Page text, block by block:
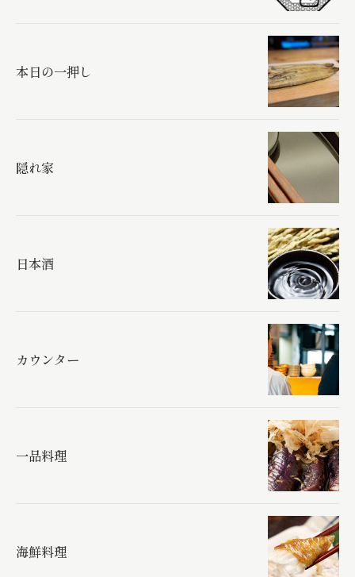
本日の一押し
隠れ家
日本酒
カウンター
一品料理
海鮮料理